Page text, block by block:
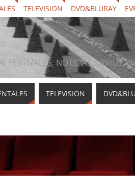
TELEVISION DVD&BLURAY
FESTIVALES, NOTICIAS, LIBROS,
TELEVISION